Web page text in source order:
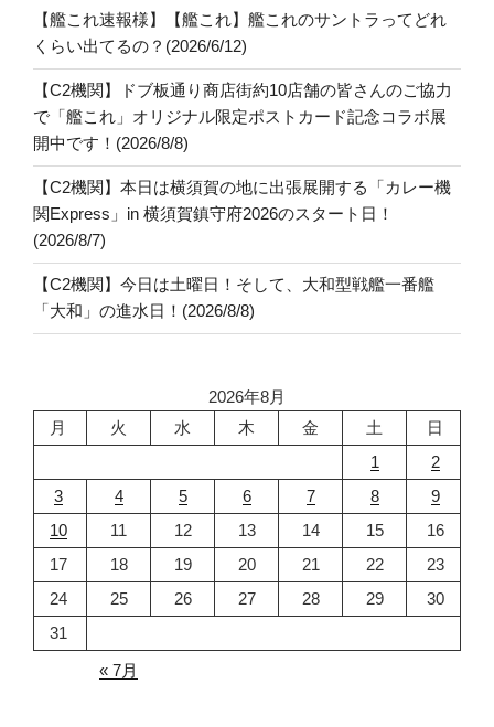
【艦これ速報様】【艦これ】艦これのサントラってどれ
くらい出てるの？(2026/6/12)
【C2機関】ドブ板通り商店街約10店舗の皆さんのご協力
で「艦これ」オリジナル限定ポストカード記念コラボ展
開中です！(2026/8/8)
【C2機関】本日は横須賀の地に出張展開する「カレー機
関Express」in 横須賀鎮守府2026のスタート日！
(2026/8/7)
【C2機関】今日は土曜日！そして、大和型戦艦一番艦
「大和」の進水日！(2026/8/8)
2026年8月
月
火 水 木 金 土
日
1
2
3
4 5 6 7 8
9
10
11 12 13 14 15
16
17
18 19 20 21 22
23
24
25 26 27 28 29
30
31
« 7月